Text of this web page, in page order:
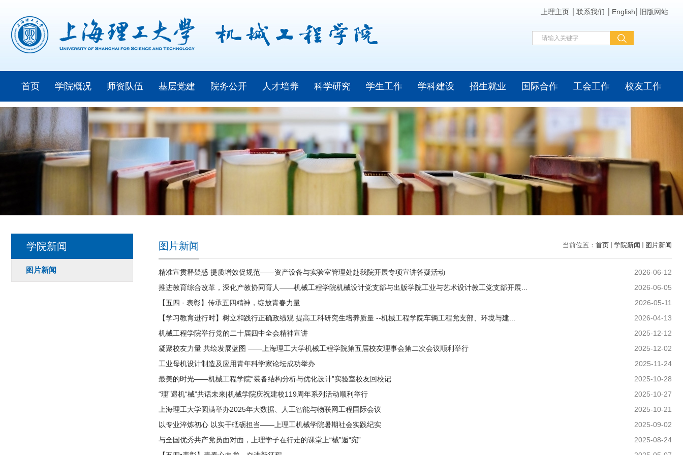
上理主页 联系我们 English 旧版网站
首页 学院概况 师资队伍 基层党建 院务公开 人才培养 科学研究 学生工作 学科建设 招生就业 国际合作 工会工作 校友工作
学院新闻
图片新闻
当前位置： 首页 学院新闻 图片新闻
图片新闻
精准宣贯释疑惑 提质增效促规范——资产设备与实验室管理处赴我院开展专项宣讲答疑活动
2026-06-12
推进教育综合改革，深化产教协同育人——机械工程学院机械设计党支部与出版学院工业与艺术设计教工党支部开展...
2026-06-05
【五四 · 表彰】传承五四精神，绽放青春力量
2026-05-11
【学习教育进行时】树立和践行正确政绩观 提高工科研究生培养质量 --机械工程学院车辆工程党支部、环境与建...
2026-04-13
机械工程学院举行党的二十届四中全会精神宣讲
2025-12-12
凝聚校友力量 共绘发展蓝图 ——上海理工大学机械工程学院第五届校友理事会第二次会议顺利举行
2025-12-02
工业母机设计制造及应用青年科学家论坛成功举办
2025-11-24
最美的时光——机械工程学院“装备结构分析与优化设计”实验室校友回校记
2025-10-28
“理”遇机“械”共话未来|机械学院庆祝建校119周年系列活动顺利举行
2025-10-27
上海理工大学圆满举办2025年大数据、人工智能与物联网工程国际会议
2025-10-21
以专业淬炼初心 以实干砥砺担当——上理工机械学院暑期社会实践纪实
2025-09-02
与全国优秀共产党员面对面，上理学子在行走的课堂上“械”逅“宛”
2025-08-24